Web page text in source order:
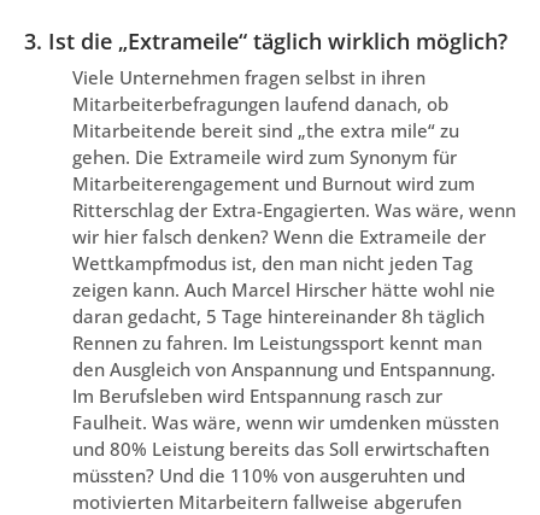
3. Ist die „Extrameile“ täglich wirklich möglich?
Viele Unternehmen fragen selbst in ihren
Mitarbeiterbefragungen laufend danach, ob
Mitarbeitende bereit sind „the extra mile“ zu
gehen. Die Extrameile wird zum Synonym für
Mitarbeiterengagement und Burnout wird zum
Ritterschlag der Extra-Engagierten. Was wäre, wenn
wir hier falsch denken? Wenn die Extrameile der
Wettkampfmodus ist, den man nicht jeden Tag
zeigen kann. Auch Marcel Hirscher hätte wohl nie
daran gedacht, 5 Tage hintereinander 8h täglich
Rennen zu fahren. Im Leistungssport kennt man
den Ausgleich von Anspannung und Entspannung.
Im Berufsleben wird Entspannung rasch zur
Faulheit. Was wäre, wenn wir umdenken müssten
und 80% Leistung bereits das Soll erwirtschaften
müssten? Und die 110% von ausgeruhten und
motivierten Mitarbeitern fallweise abgerufen